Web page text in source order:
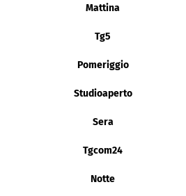
Mattina
Tg5
Pomeriggio
Studioaperto
Sera
Tgcom24
Notte